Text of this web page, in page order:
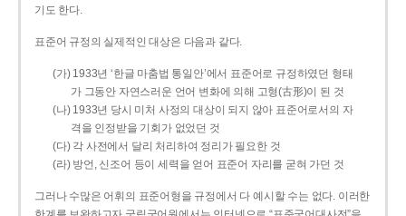
기도 한다.
표준어 규정의 실제적인 대상은 다음과 같다.
(가) 1933년 ‘한글 마춤법 통일안’에서 표준어로 규정하였던 형태
가 그동안 자연스러운 언어 변화에 의해 고형(古形)이 된 것
(나) 1933년 당시 미처 사정의 대상이 되지 않아 표준어로서의 자
격을 인정받을 기회가 없었던 것
(다) 각 사전에서 달리 처리하여 정리가 필요한 것
(라) 방언, 신조어 등이 세력을 얻어 표준어 자리를 굳혀 가던 것
그러나 수많은 어휘의 표준어형을 규정에서 다 예시할 수는 없다. 이러한